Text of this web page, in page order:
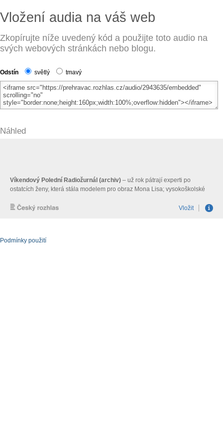
Vložení audia na váš web
Zkopírujte níže uvedený kód a použijte toto audio na
svých webových stránkách nebo blogu.
Odstín světlý tmavý
Náhled
Podmínky použití